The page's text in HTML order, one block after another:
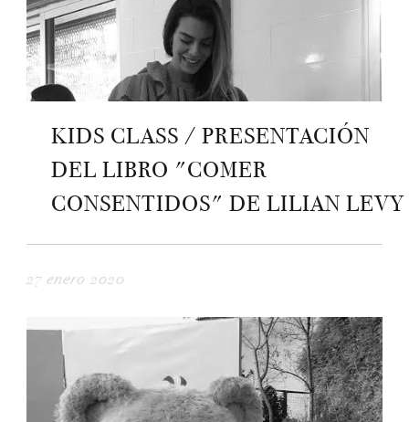
KIDS CLASS / PRESENTACIÓN
DEL LIBRO "COMER
CONSENTIDOS" DE LILIAN LEVY
27 enero 2020